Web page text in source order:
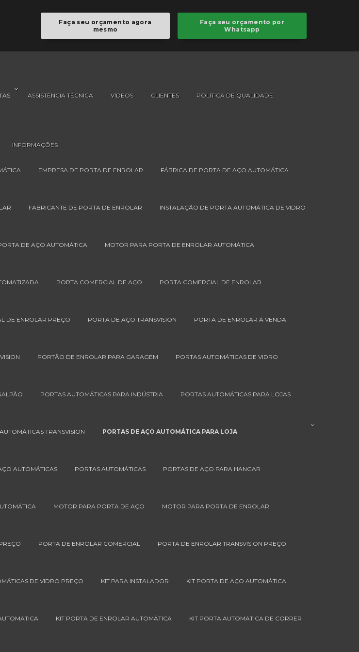
Faça seu orçamento agora
mesmo
Faça seu orçamento por
Whatsapp
ASSISTÊNCIA TÉCNICA VÍDEOS CLIENTES POLITICA DE QUALIDADE
INFORMAÇÕES
EMPRESA DE PORTA DE ENROLAR FÁBRICA DE PORTA DE AÇO AUTOMÁTICA
FABRICANTE DE PORTA DE ENROLAR INSTALAÇÃO DE PORTA AUTOMÁTICA DE VIDRO
DE AÇO AUTOMÁTICA MOTOR PARA PORTA DE ENROLAR AUTOMÁTICA
PORTA COMERCIAL DE AÇO PORTA COMERCIAL DE ENROLAR
DE ENROLAR PREÇO PORTA DE AÇO TRANSVISION PORTA DE ENROLAR À VENDA
PORTÃO DE ENROLAR PARA GARAGEM PORTAS AUTOMÁTICAS DE VIDRO
PORTAS AUTOMÁTICAS PARA INDÚSTRIA PORTAS AUTOMÁTICAS PARA LOJAS
TRANSVISION PORTAS DE AÇO AUTOMÁTICA PARA LOJA
AUTOMÁTICAS PORTAS AUTOMÁTICAS PORTAS DE AÇO PARA HANGAR
MOTOR PARA PORTA DE AÇO MOTOR PARA PORTA DE ENROLAR
PORTA DE ENROLAR COMERCIAL PORTA DE ENROLAR TRANSVISION PREÇO
DE VIDRO PREÇO KIT PARA INSTALADOR KIT PORTA DE AÇO AUTOMÁTICA
KIT PORTA DE ENROLAR AUTOMÁTICA KIT PORTA AUTOMATICA DE CORRER